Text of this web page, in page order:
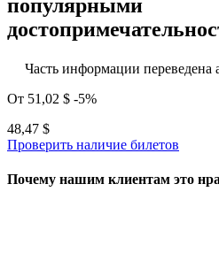
популярными
Часть информации переведена
От 51,02 $ -5%
48,47 $
Проверить наличие билетов
Почему нашим клиентам это